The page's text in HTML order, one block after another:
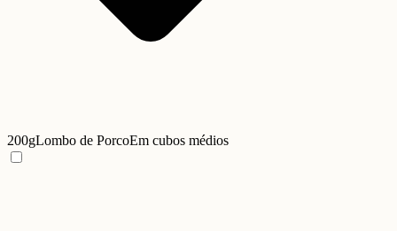
200gLombo de PorcoEm cubos médios